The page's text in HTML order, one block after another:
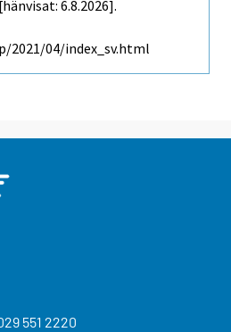
6.8.2026].
04/index_sv.html
551 2220